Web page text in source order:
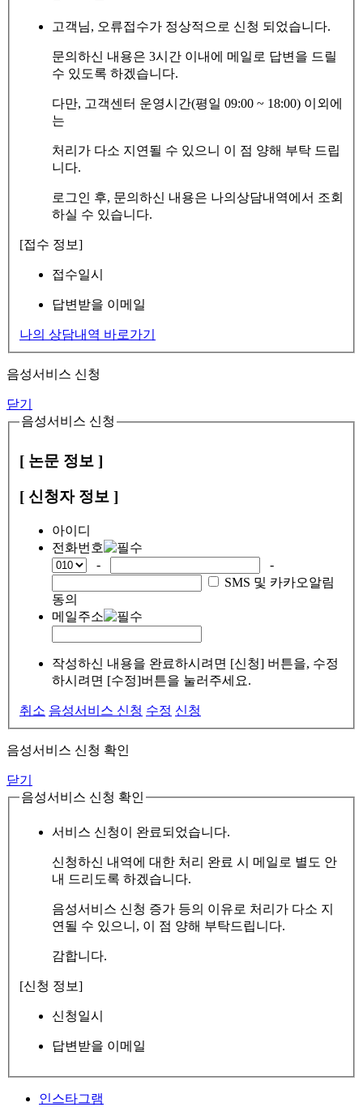
고객님, 오류접수가 정상적으로 신청 되었습니다.
문의하신 내용은 3시간 이내에 메일로 답변을 드릴
수 있도록 하겠습니다.
다만, 고객센터 운영시간(평일 09:00 ~ 18:00) 이외에
는
처리가 다소 지연될 수 있으니 이 점 양해 부탁 드립
니다.
로그인 후, 문의하신 내용은 나의상담내역에서 조회
하실 수 있습니다.
[접수 정보]
접수일시
답변받을 이메일
나의 상담내역 바로가기
음성서비스 신청
닫기
음성서비스 신청
[ 논문 정보 ]
[ 신청자 정보 ]
아이디
전화번호
-
-
SMS 및 카카오알림
동의
메일주소
작성하신 내용을 완료하시려면 [신청] 버튼을, 수정
하시려면 [수정]버튼을 눌러주세요.
취소 음성서비스 신청 수정 신청
음성서비스 신청 확인
닫기
음성서비스 신청 확인
서비스 신청이 완료되었습니다.
신청하신 내역에 대한 처리 완료 시 메일로 별도 안
내 드리도록 하겠습니다.
음성서비스 신청 증가 등의 이유로 처리가 다소 지
연될 수 있으니, 이 점 양해 부탁드립니다.
감합니다.
[신청 정보]
신청일시
답변받을 이메일
인스타그램